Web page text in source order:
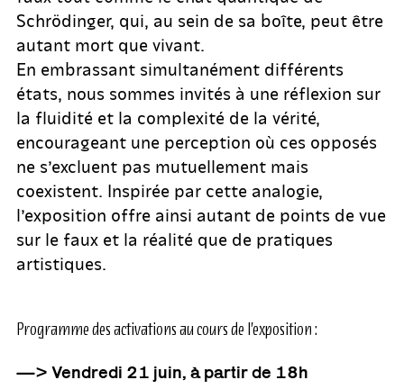
Schrödinger, qui, au sein de sa boîte, peut être
autant mort que vivant.
En embrassant simultanément différents
états, nous sommes invités à une réflexion sur
la fluidité et la complexité de la vérité,
encourageant une perception où ces opposés
ne s’excluent pas mutuellement mais
coexistent. Inspirée par cette analogie,
l’exposition offre ainsi autant de points de vue
sur le faux et la réalité que de pratiques
artistiques.
Programme des activations au cours de l’exposition :
—> Vendredi 21 juin, à partir de 18h